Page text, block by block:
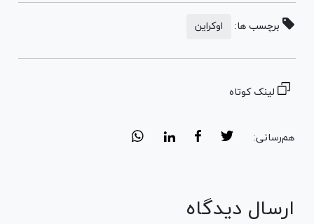
برچسب ها: اوکراین
لینک کوتاه
هم‌رسانی:
ارسال دیدگاه